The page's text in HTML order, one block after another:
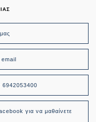
email
για να μαθαίνετε